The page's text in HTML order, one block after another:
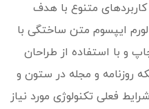
کاربردهای متنوع با هدف
لورم ایپسوم متن ساختگی با
و با استفاده از طراحان
روزنامه و مجله در ستون و
فعلی تکنولوژی مورد نیاز